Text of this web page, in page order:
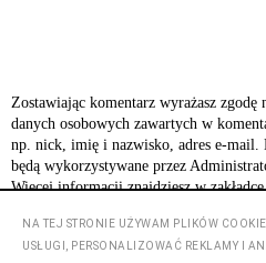
Zostawiając komentarz wyrażasz zgodę
danych osobowych zawartych w
np. nick, imię i nazwisko, adres e-mail.
będą wykorzystywane przez
Więcej informacji znajdziesz w
NA TEJ STRONIE UŻYWAM PLIKÓW
USŁUGI, PERSONALIZOWAĆ REKLAMY I